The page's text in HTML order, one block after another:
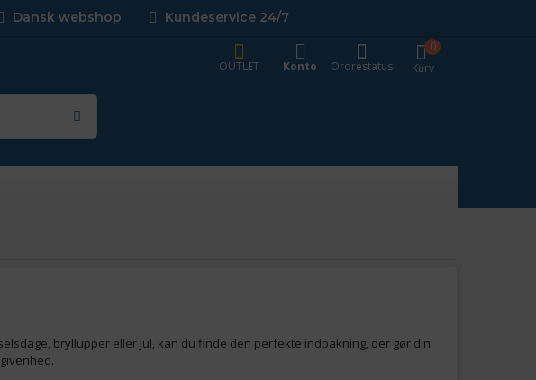
Dansk webshop Kundeservice 24/7
Kurv
0
OUTLET
Konto Ordrestatus
bryllupper eller jul, kan du finde den perfekte indpakning, der gør din